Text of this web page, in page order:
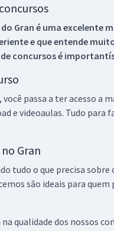
Gran é uma excelente
e que entende
concursos é
passa a ter acesso a
e videoaulas. Tudo
Gran
tudo o que precisa
são ideais para
qualidade dos nossos